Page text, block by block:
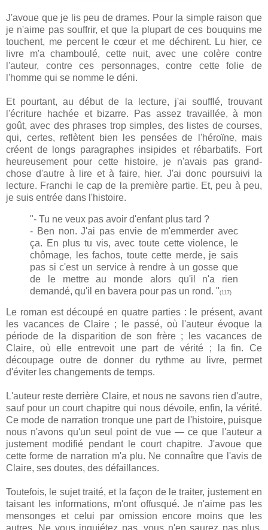
J'avoue que je lis peu de drames. Pour la simple raison que
je n'aime pas souffrir, et que la plupart de ces bouquins me
touchent, me percent le cœur et me déchirent. Lu hier, ce
livre m'a chamboulé, cette nuit, avec une colère contre
l'auteur, contre ces personnages, contre cette folie de
l'homme qui se nomme le déni.
Et pourtant, au début de la lecture, j'ai soufflé, trouvant
l'écriture hachée et bizarre. Pas assez travaillée, à mon
goût, avec des phrases trop simples, des listes de courses,
qui, certes, reflètent bien les pensées de l'héroïne, mais
créent de longs paragraphes insipides et rébarbatifs. Fort
heureusement pour cette histoire, je n'avais pas grand-
chose d'autre à lire et à faire, hier. J'ai donc poursuivi la
lecture. Franchi le cap de la première partie. Et, peu à peu,
je suis entrée dans l'histoire.
"- Tu ne veux pas avoir d'enfant plus tard ?
- Ben non. J'ai pas envie de m'emmerder avec
ça. En plus tu vis, avec toute cette violence, le
chômage, les fachos, toute cette merde, je sais
pas si c'est un service à rendre à un gosse que
de le mettre au monde alors qu'il n'a rien
demandé, qu'il en bavera pour pas un rond. "(117)
Le roman est découpé en quatre parties : le présent, avant
les vacances de Claire ; le passé, où l'auteur évoque la
période de la disparition de son frère ; les vacances de
Claire, où elle entrevoit une part de vérité ; la fin. Ce
découpage outre de donner du rythme au livre, permet
d'éviter les changements de temps.
L'auteur reste derrière Claire, et nous ne savons rien d'autre,
sauf pour un court chapitre qui nous dévoile, enfin, la vérité.
Ce mode de narration tronque une part de l'histoire, puisque
nous n'avons qu'un seul point de vue — ce que l'auteur a
justement modifié pendant le court chapitre. J'avoue que
cette forme de narration m'a plu. Ne connaître que l'avis de
Claire, ses doutes, des défaillances.
Toutefois, le sujet traité, et la façon de le traiter, justement en
taisant les informations, m'ont offusqué. Je n'aime pas les
mensonges et celui par omission encore moins que les